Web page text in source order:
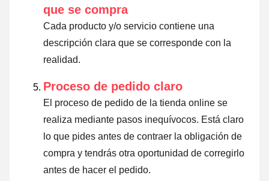
que se compra
Cada producto y/o servicio contiene una
descripción clara que se corresponde con la
realidad.
Proceso de pedido claro
El proceso de pedido de la tienda online se
realiza mediante pasos inequívocos. Está claro
lo que pides antes de contraer la obligación de
compra y tendrás otra oportunidad de corregirlo
antes de hacer el pedido.